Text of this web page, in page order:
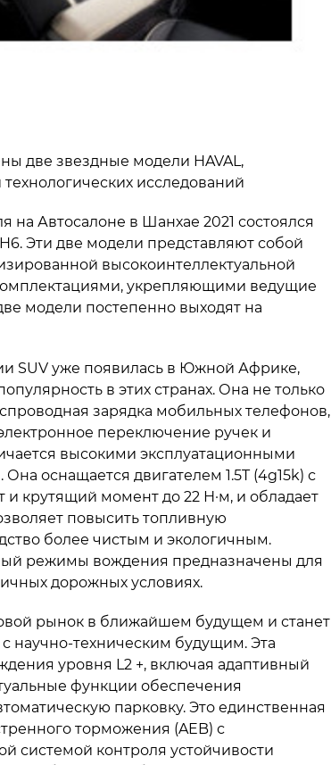
две звездные модели HAVAL,
исследований
на Автосалоне в Шанхае 2021 состоялся
Эти две модели представляют собой
высокоинтеллектуальной
укрепляющими ведущие
модели постепенно выходят на
SUV уже появилась в Южной Африке,
в этих странах. Она не только
зарядка мобильных телефонов,
переключение ручек и
высокими эксплуатационными
оснащается двигателем 1.5T (4g15k) с
крутящий момент до 22 Н·м, и обладает
повысить топливную
более чистым и экологичным.
режимы вождения предназначены для
дорожных условиях.
рынок в ближайшем будущем и станет
научно-техническим будущим. Эта
уровня L2 +, включая адаптивный
функции обеспечения
парковку. Это единственная
торможения (AEB) с
системой контроля устойчивости